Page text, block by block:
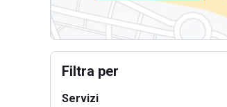
Filtra per
Servizi